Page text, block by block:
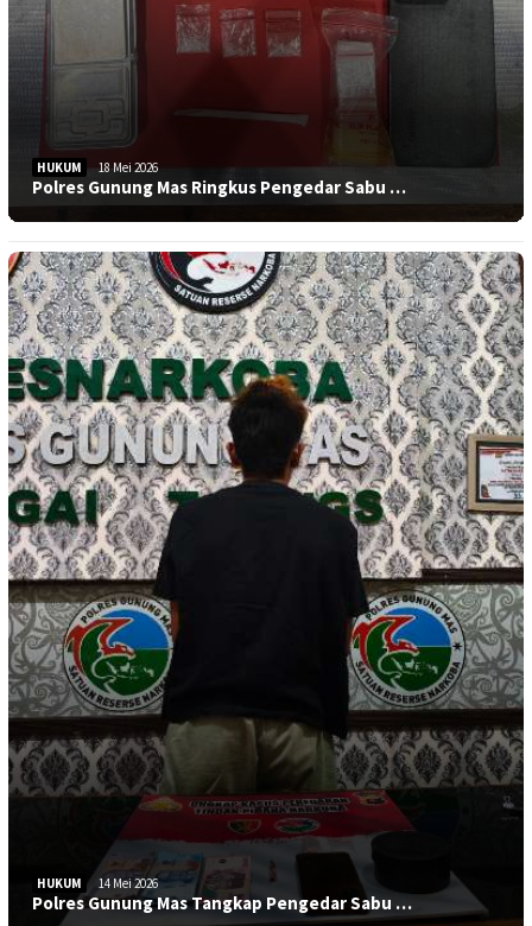
HUKUM 18 Mei 2026
Polres Gunung Mas Ringkus Pengedar Sabu …
HUKUM 14 Mei 2026
Polres Gunung Mas Tangkap Pengedar Sabu …